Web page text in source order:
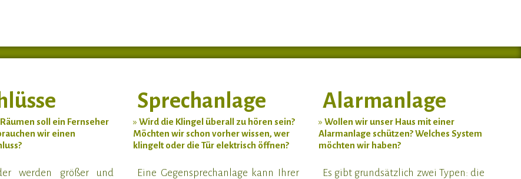
soll ein Fernseher
wir einen
werden größer und
Sprechanlage
» Wird die Klingel überall zu hören sein?
Möchten wir schon vorher wissen, wer
klingelt oder die Tür elektrisch öffnen?
Eine Gegensprechanlage kann Ihrer
Alarmanlage
» Wollen wir unser Haus mit einer
Alarmanlage schützen? Welches System
möchten wir haben?
Es gibt grundsätzlich zwei Typen: die